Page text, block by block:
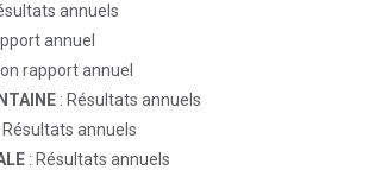
annuels
annuel
rapport annuel
: Résultats annuels
Résultats annuels
: Résultats annuels